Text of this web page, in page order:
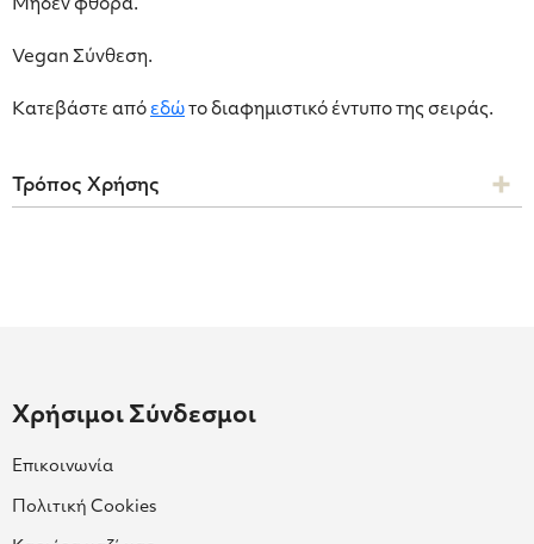
Μηδέν φθορά.
Vegan Σύνθεση.
Κατεβάστε από εδώ το διαφημιστικό έντυπο της σειράς.
Τρόπος Χρήσης
Χρήσιμοι Σύνδεσμοι
Επικοινωνία
Πολιτική Cookies